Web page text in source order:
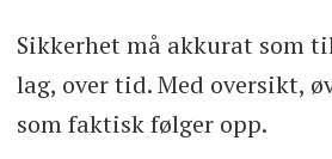
Sikkerhet må akkurat som
lag, over tid. Med oversikt,
som faktisk følger opp.